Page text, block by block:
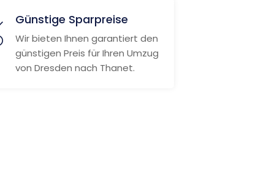
Günstige Sparpreise
Wir bieten Ihnen garantiert den
günstigen Preis für Ihren Umzug
von Dresden nach Thanet.